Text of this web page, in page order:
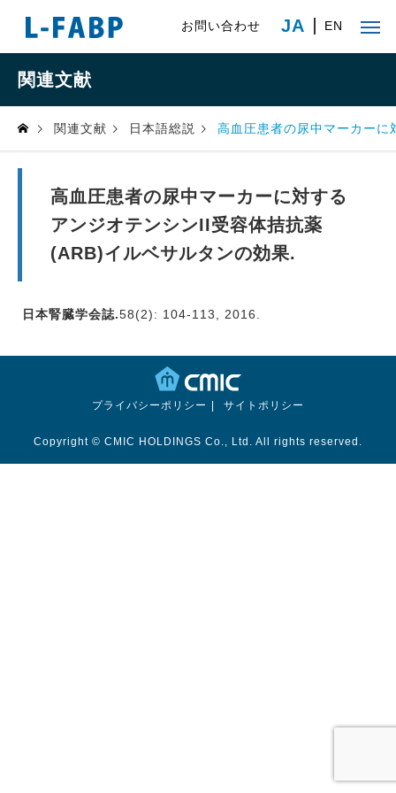
お問い合わせ JA EN
関連文献
関連文献 日本語総説 高血圧患者の尿中マーカー
高血圧患者の尿中マーカーに対する
アンジオテンシンII受容体拮抗薬
(ARB)イルベサルタンの効果.
日本腎臓学会誌.58(2): 104-113, 2016.
プライバシーポリシー サイトポリシー
Copyright © CMIC HOLDINGS Co., Ltd. All rights reserved.